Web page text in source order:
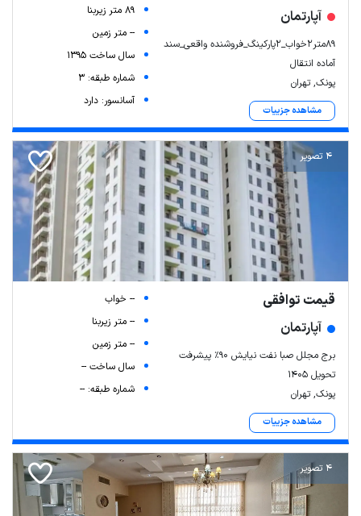
آپارتمان
89متر2خواب_2پارکینگ_فروشنده واقعی_سند
آماده انتقال
پونک, تهران
مشاهده جزییات
89 متر زیربنا
-- متر زمین
سال ساخت 1395
شماره طبقه: 3
آسانسور: دارد
4 تصویر
قیمت توافقی
آپارتمان
برج مجلل صبا نفت نیایش ۹۰٪ پیشرفت
تحویل ۱۴۰۵
پونک, تهران
مشاهده جزییات
-- خواب
-- متر زیربنا
-- متر زمین
سال ساخت --
شماره طبقه: --
4 تصویر